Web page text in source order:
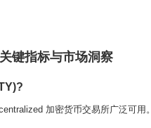
键指标与市场洞察
加密货币交易所广泛可用。